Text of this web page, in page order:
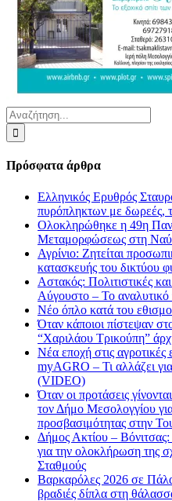
Αναζήτηση
για:
Πρόσφατα άρθρα
Ελληνικός Ερυθρός
πυρόπληκτων με δωρεές,
Ολοκληρώθηκε η 49η
Μεταμορφώσεως στη
Αγρίνιο: Ζητείται
κατασκευής του δικτύου
Αστακός: Πολιτιστικές
Αύγουστο – Το
Νέο όπλο κατά του
Όταν κάποιοι πίστεψαν
“Χαριλάου Τρικούπη”
Νέα εποχή στις αγροτικές
myAGRO – Τι αλλάζει
(VIDEO)
Όταν οι προτάσεις
τον Δήμο Μεσολογγίου
προσβασιμότητας στην
Δήμος Ακτίου –
για την ολοκλήρωση της
Σταθμούς
Βαρκαρόλες 2026 σε
βραδιές δίπλα στη